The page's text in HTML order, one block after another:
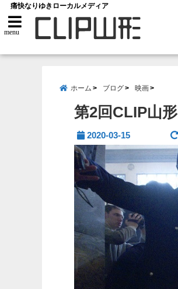
痛快なりゆきローカルメディア
menu
ホーム ブログ 映画
第2回CLIP山
2020-03-15